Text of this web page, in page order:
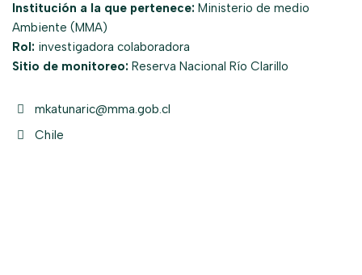
Institución a la que pertenece: Ministerio de medio
Ambiente (MMA)
Rol: investigadora colaboradora
Sitio de monitoreo: Reserva Nacional Río Clarillo
mkatunaric@mma.gob.cl
Chile